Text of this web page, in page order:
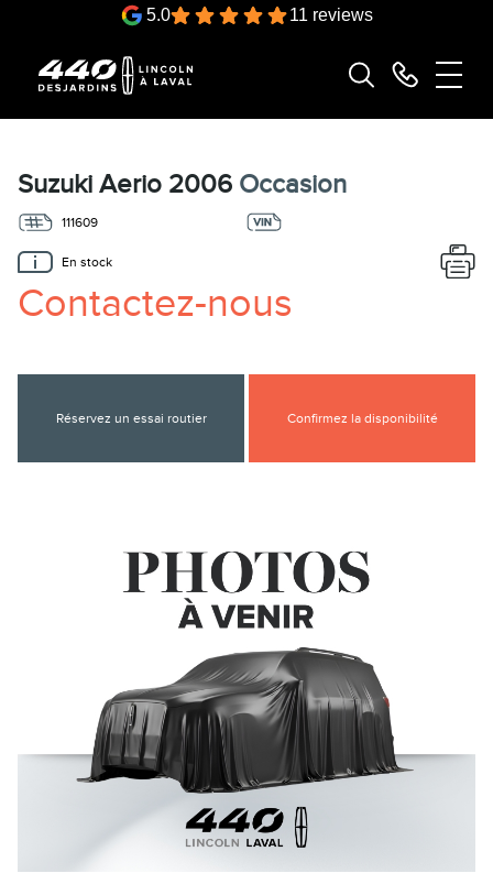
5.0 11 reviews
Suzuki Aerio 2006 Occasion
111609
En stock
Contactez-nous
Réservez un essai routier Confirmez la disponibilité